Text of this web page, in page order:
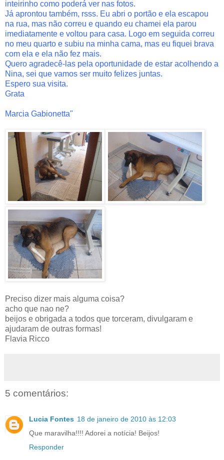
inteirinho como poderá ver nas fotos.
Já aprontou também, rsss. Eu abri o portão e ela escapou
na rua, mas não correu e quando eu chamei ela parou
imediatamente e voltou para casa. Logo em seguida correu
no meu quarto e subiu na minha cama, mas eu fiquei brava
com ela e ela não fez mais.
Quero agradecê-las pela oportunidade de estar acolhendo a
Nina, sei que vamos ser muito felizes juntas.
Espero sua visita.
Grata
Marcia Gabionetta"
Preciso dizer mais alguma coisa?
acho que nao ne?
beijos e obrigada a todos que torceram, divulgaram e
ajudaram de outras formas!
Flavia Ricco
5 comentários:
Lucia Fontes 18 de janeiro de 2010 às 12:03
Que maravilha!!!! Adorei a notícia! Beijos!
Responder